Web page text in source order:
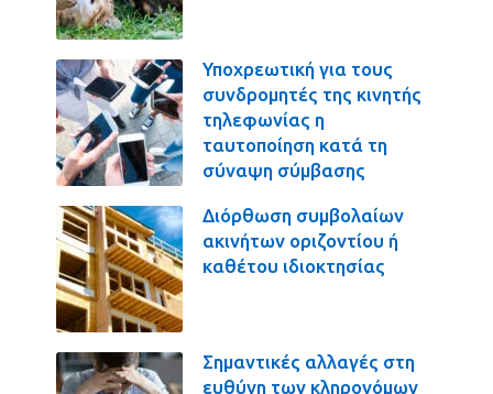
Υποχρεωτική για τους
συνδρομητές της κινητής
τηλεφωνίας η
ταυτοποίηση κατά τη
σύναψη σύμβασης
Διόρθωση συμβολαίων
ακινήτων οριζοντίου ή
καθέτου ιδιοκτησίας
Σημαντικές αλλαγές στη
ευθύνη των κληρονόμων